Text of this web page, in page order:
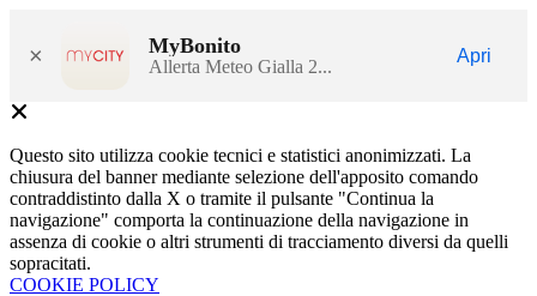
× MyBonito
Allerta Meteo Gialla 2...
Apri
Questo sito utilizza cookie tecnici e statistici anonimizzati. La
chiusura del banner mediante selezione dell'apposito comando
contraddistinto dalla X o tramite il pulsante "Continua la
navigazione" comporta la continuazione della navigazione in
assenza di cookie o altri strumenti di tracciamento diversi da quelli
sopracitati.
COOKIE POLICY